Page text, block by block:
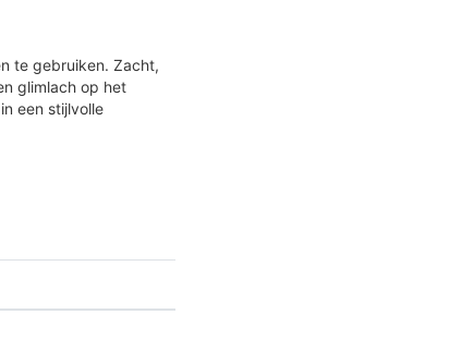
te gebruiken. Zacht,
glimlach op het
een stijlvolle